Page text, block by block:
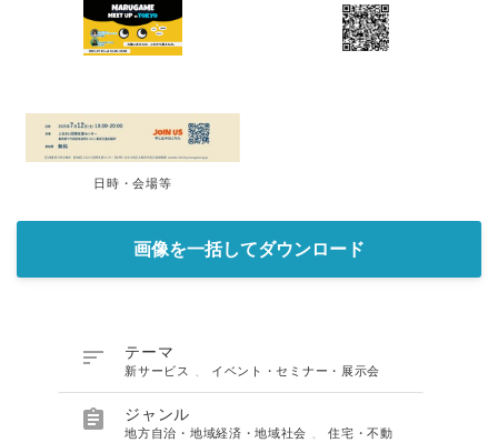
日時・会場等
画像を一括してダウンロード
 テーマ
新サービス イベント・セミナー・展示会
 ジャンル
地方自治・地域経済・地域社会 、住宅・不動